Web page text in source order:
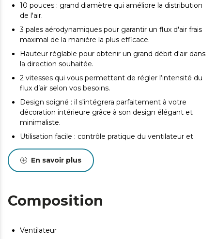
10 pouces : grand diamètre qui améliore la distribution
de l'air.
3 pales aérodynamiques pour garantir un flux d'air frais
maximal de la manière la plus efficace.
Hauteur réglable pour obtenir un grand débit d'air dans
la direction souhaitée.
2 vitesses qui vous permettent de régler l’intensité du
flux d’air selon vos besoins.
Design soigné : il s'intégrera parfaitement à votre
décoration intérieure grâce à son design élégant et
minimaliste.
Utilisation facile : contrôle pratique du ventilateur et
sélection rapide et intuitive du mode de
fonctionnement.
Sécurité maximale grâce à sa base robuste et stable et
En savoir plus
Composition
Ventilateur